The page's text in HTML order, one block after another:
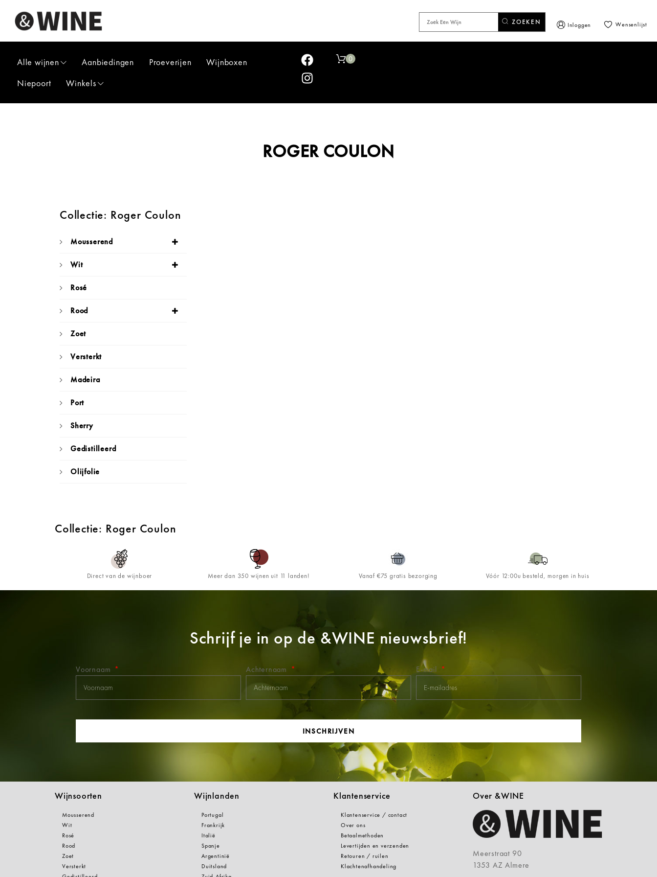
ZOEKEN Inloggen Wensenlijst
Alle wijnen Aanbiedingen Proeverijen
Wijnboxen
Niepoort
Winkels
0
ROGER COULON
Collectie: Roger Coulon
Mousserend
Wit
Rosé
Rood
Zoet
Versterkt
Madeira
Port
Sherry
Gedistilleerd
Olijfolie
Collectie: Roger Coulon
Direct van de wijnboer Meer dan 350 wijnen uit 11 landen! Vanaf €75 gratis bezorging Vóór 12:00u besteld, morgen in huis
Schrijf je in op de &WINE nieuwsbrief!
Voornaam Achternaam E-mail
INSCHRIJVEN
Wijnsoorten
Mousserend
Wit
Rosé
Rood
Zoet
Versterkt
Wijnlanden
Portugal
Frankrijk
Italië
Spanje
Argentinië
Duitsland
Klantenservice
Klantenservice / contact
Over ons
Betaalmethoden
Levertijden en verzenden
Retouren / ruilen
Klachtenafhandeling
Over &WINE
Meerstraat 90
1353 AZ Almere